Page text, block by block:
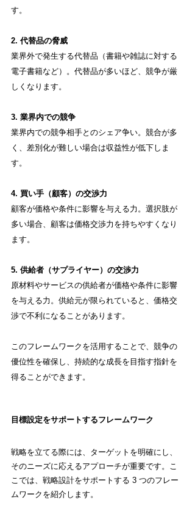
す。
2. 代替品の脅威
業界外で発生する代替品（書籍や雑誌に対する
電子書籍など）。代替品が多いほど、競争が厳
しくなります。
3. 業界内での競争
業界内での競争相手とのシェア争い。競合が多
く、差別化が難しい場合は収益性が低下しま
す。
4. 買い手（顧客）の交渉力
顧客が価格や条件に影響を与える力。選択肢が
多い場合、顧客は価格交渉力を持ちやすくなり
ます。
5. 供給者（サプライヤー）の交渉力
原材料やサービスの供給者が価格や条件に影響
を与える力。供給元が限られていると、価格交
渉で不利になることがあります。
このフレームワークを活用することで、競争の
優位性を確保し、持続的な成長を目指す指針を
得ることができます。
目標設定をサポートするフレームワーク
戦略を立てる際には、ターゲットを明確にし、
そのニーズに応えるアプローチが重要です。こ
こでは、戦略設計をサポートする 3 つのフレー
ムワークを紹介します。